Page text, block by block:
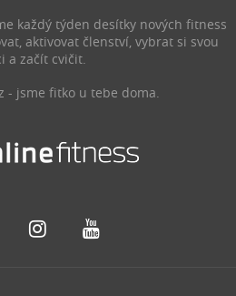
každý týden desítky nových fitness
aktivovat členství, vybrat si svou
a začít cvičit.
- jsme fitko u tebe doma.